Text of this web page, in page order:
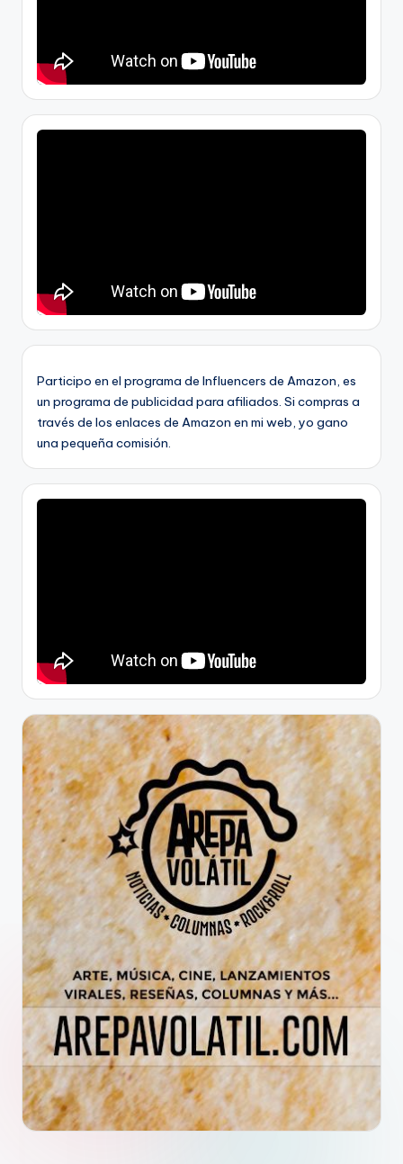
Participo en el programa de Influencers de Amazon, es
un programa de publicidad para afiliados. Si compras a
través de los enlaces de Amazon en mi web, yo gano
una pequeña comisión.